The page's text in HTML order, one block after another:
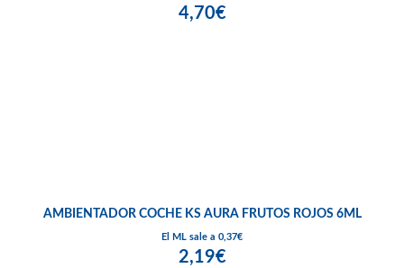
4,70€
AMBIENTADOR COCHE KS AURA FRUTOS ROJOS 6ML
El ML sale a 0,37€
2,19€